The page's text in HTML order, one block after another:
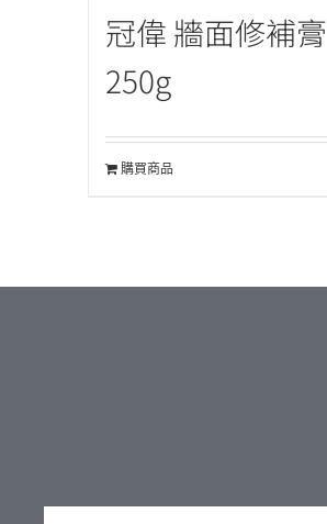
冠偉 牆面修補膏
250g
購買商品